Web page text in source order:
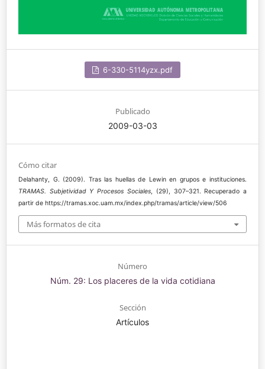
6-330-5114yzx.pdf
Publicado
2009-03-03
Cómo citar
Delahanty, G. (2009). Tras las huellas de Lewin en grupos e instituciones.
TRAMAS. Subjetividad Y Procesos Sociales, (29), 307–321. Recuperado a
partir de https://tramas.xoc.uam.mx/index.php/tramas/article/view/506
Más formatos de cita
Número
Núm. 29: Los placeres de la vida cotidiana
Sección
Artículos